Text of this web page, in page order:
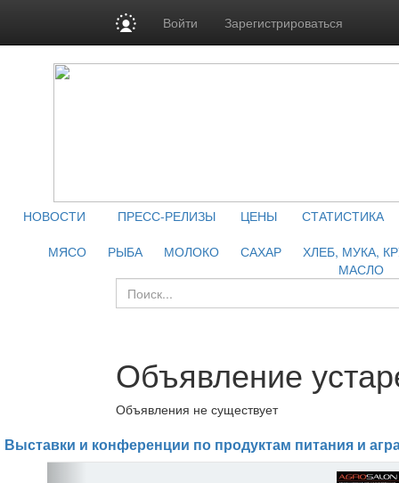
Войти Зарегистрироваться
НОВОСТИ ПРЕСС-РЕЛИЗЫ ЦЕНЫ
СТАТИСТИКА
МЯСО
РЫБА МОЛОКО САХАР
ХЛЕБ, МУКА,
МАСЛО
Объявление
Объявления не существует
Выставки и конференции по продуктам питания и